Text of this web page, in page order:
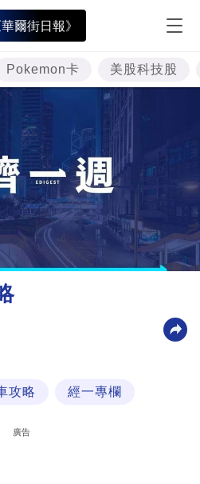
爾街日報》
Pokemon卡 美股科技股
攻略 經一專欄
廣告